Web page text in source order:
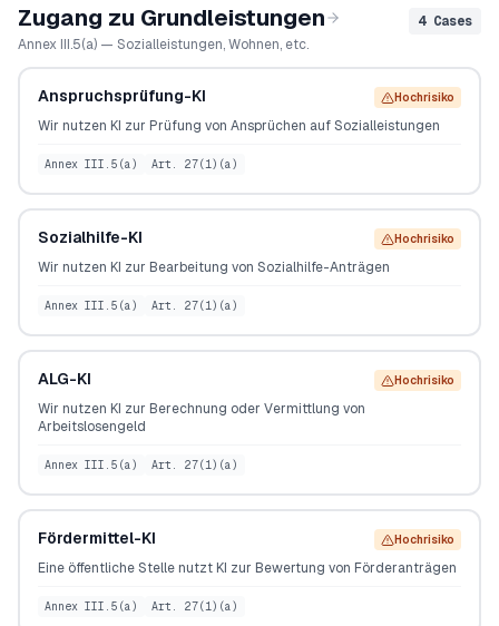
Zugang zu Grundleistungen
Annex III.5(a) — Sozialleistungen, Wohnen, etc.
4Cases
Anspruchsprüfung-KI Hochrisiko
Wir nutzen KI zur Prüfung von Ansprüchen auf Sozialleistungen
Annex III.5(a) Art. 27(1)(a)
Sozialhilfe-KI Hochrisiko
Wir nutzen KI zur Bearbeitung von Sozialhilfe-Anträgen
Annex III.5(a) Art. 27(1)(a)
ALG-KI Hochrisiko
Wir nutzen KI zur Berechnung oder Vermittlung von
Arbeitslosengeld
Annex III.5(a) Art. 27(1)(a)
Fördermittel-KI Hochrisiko
Eine öffentliche Stelle nutzt KI zur Bewertung von Förderanträgen
Annex III.5(a) Art. 27(1)(a)